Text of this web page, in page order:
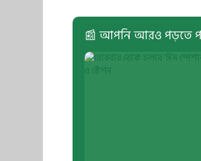
📰 আপনি আরও পড়তে